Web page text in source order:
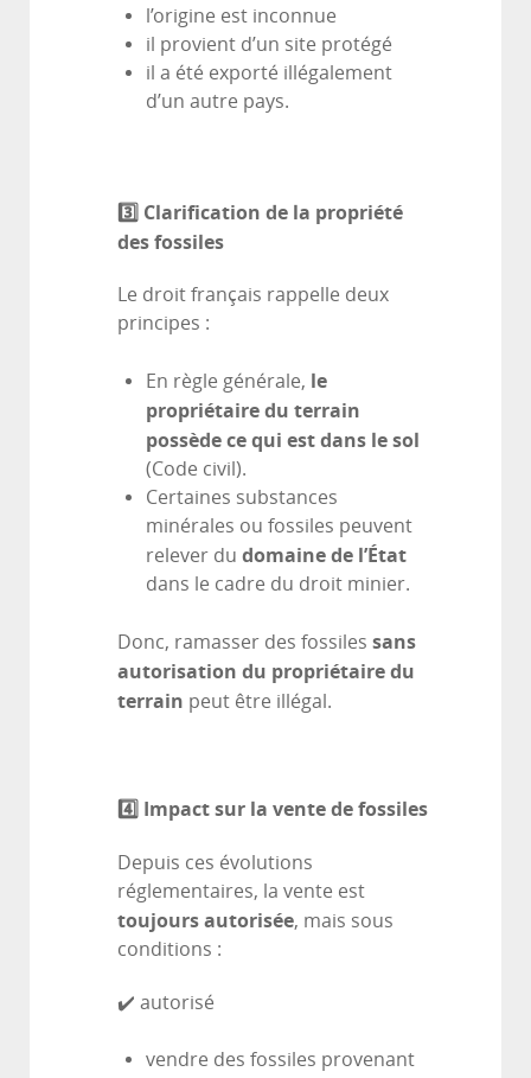
l’origine est inconnue
il provient d’un site protégé
il a été exporté illégalement
d’un autre pays.
3️ ⃣ Clarification de la propriété
des fossiles
Le droit français rappelle deux
principes :
En règle générale, le
propriétaire du terrain
possède ce qui est dans le sol
(Code civil).
Certaines substances
minérales ou fossiles peuvent
relever du domaine de l’État
dans le cadre du droit minier.
Donc, ramasser des fossiles sans
autorisation du propriétaire du
terrain peut être illégal.
4️ ⃣ Impact sur la vente de fossiles
Depuis ces évolutions
réglementaires, la vente est
toujours autorisée, mais sous
conditions :
✔️ autorisé
vendre des fossiles provenant